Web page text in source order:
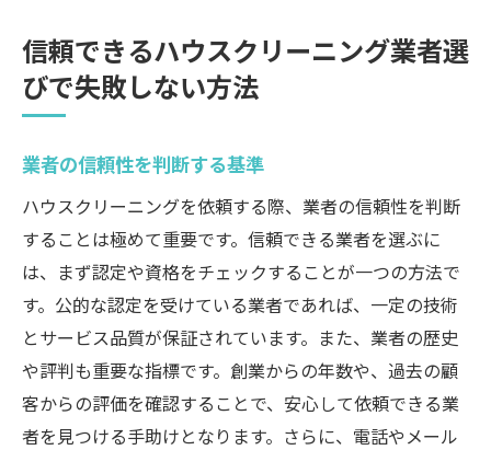
信頼できるハウスクリーニング業者選
びで失敗しない方法
業者の信頼性を判断する基準
ハウスクリーニングを依頼する際、業者の信頼性を判断
することは極めて重要です。信頼できる業者を選ぶに
は、まず認定や資格をチェックすることが一つの方法で
す。公的な認定を受けている業者であれば、一定の技術
とサービス品質が保証されています。また、業者の歴史
や評判も重要な指標です。創業からの年数や、過去の顧
客からの評価を確認することで、安心して依頼できる業
者を見つける手助けとなります。さらに、電話やメール